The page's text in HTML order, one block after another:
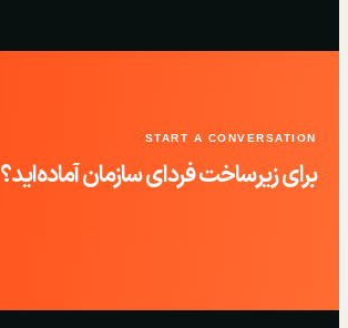
START A CONVERSATION
برای زیرساخت فردای سازمان آماده‌اید؟